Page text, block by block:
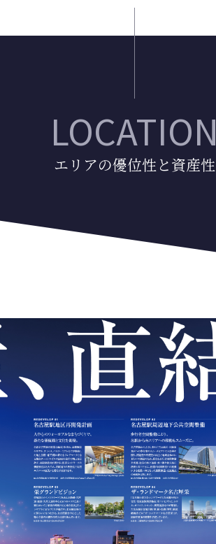
LOCATION
エリアの優位性と資産性